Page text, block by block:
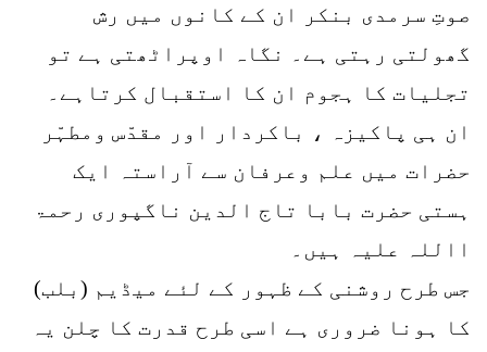
صوتِ سرمدی بنکر ان کے کانوں میں رش
گھولتی رہتی ہے۔ نگاہ اوپراٹھتی ہے تو
تجلیات کا ہجوم ان کا استقبال کرتاہے۔
ان ہی پاکیزہ ، باکردار اور مقدّس ومطہّر
حضرات میں علم وعرفان سے آراستہ ایک
ہستی حضرت بابا تاج الدین ناگپوری رحمۃ
االلہ علیہ ہیں۔
جس طرح روشنی کے ظہور کے لئے میڈیم (بلب)
کا ہونا ضروری ہے اسی طرح قدرت کا چلن یہ